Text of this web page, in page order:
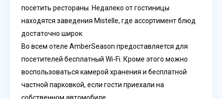
посетить рестораны. Недалеко от гостиницы
находятся заведения Mistelle, где ассортимент блюд
достаточно широк.
Во всем отеле AmberSeason предоставляется для
посетителей бесплатный Wi-Fi. Кроме этого можно
воспользоваться камерой хранения и бесплатной
частной парковкой, если гости приехали на